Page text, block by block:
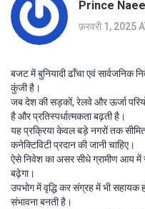
Prince
फ़रवरी 1, 2025
बजट में बुनियादी ढाँचा एवं सार्वजनिक
कुंजी है।
जब देश की सड़कों, रेलवे और ऊर्जा
है और प्रतिस्पर्धात्मकता बढ़ती है।
यह प्रक्रिया केवल बड़े नगरों तक सीमित
कनेक्टिविटी प्रदान की जानी चाहिए।
ऐसे निवेश का असर सीधे ग्रामीण आय में
बढ़ेगा।
उपभोग में वृद्धि कर संग्रह में भी
संभावना बनती है।